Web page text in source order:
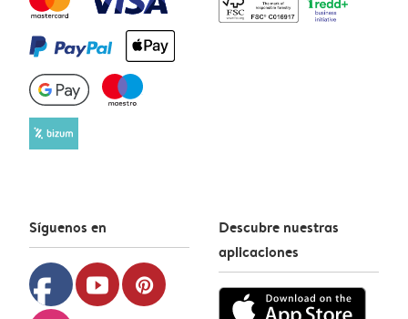
Síguenos en
facebook youtube pinterest
Descubre nuestras
aplicaciones